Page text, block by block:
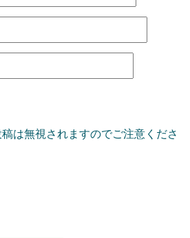
は無視されますのでご注意くださ